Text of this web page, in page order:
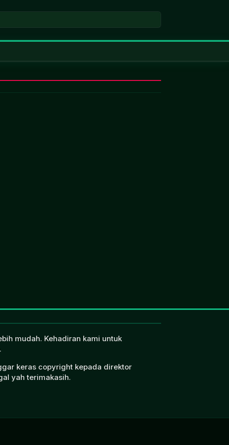
mudah. Kehadiran kami untuk
keras copyright kepada direktor
yah terimakasih.